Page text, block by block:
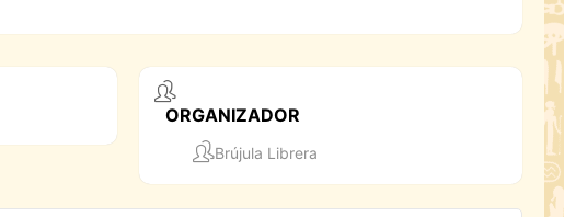
ORGANIZADOR
Brújula Librera